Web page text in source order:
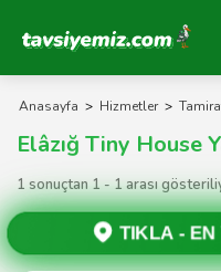
Tavsiyemiz Anasayfa
Anasayfa > Hizmetler >
Elâzığ Tiny House
1 sonuçtan 1 - 1 arası
TIKLA -EN